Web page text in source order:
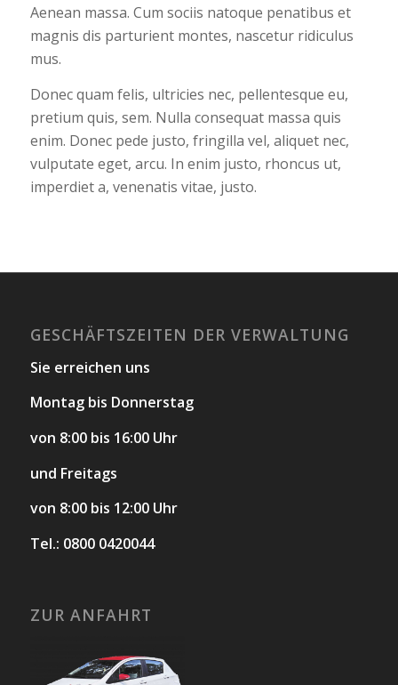
Aenean massa. Cum sociis natoque penatibus et
magnis dis parturient montes, nascetur ridiculus
mus.
Donec quam felis, ultricies nec, pellentesque eu,
pretium quis, sem. Nulla consequat massa quis
enim. Donec pede justo, fringilla vel, aliquet nec,
vulputate eget, arcu. In enim justo, rhoncus ut,
imperdiet a, venenatis vitae, justo.
GESCHÄFTSZEITEN DER VERWALTUNG
Sie erreichen uns
Montag bis Donnerstag
von 8:00 bis 16:00 Uhr
und Freitags
von 8:00 bis 12:00 Uhr
Tel.: 0800 0420044
ZUR ANFAHRT